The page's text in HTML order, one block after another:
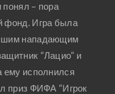
– пора
фонд. Игра была
нападающим
“Лацио” и
ему исполнился
приз ФИФА “Игрок